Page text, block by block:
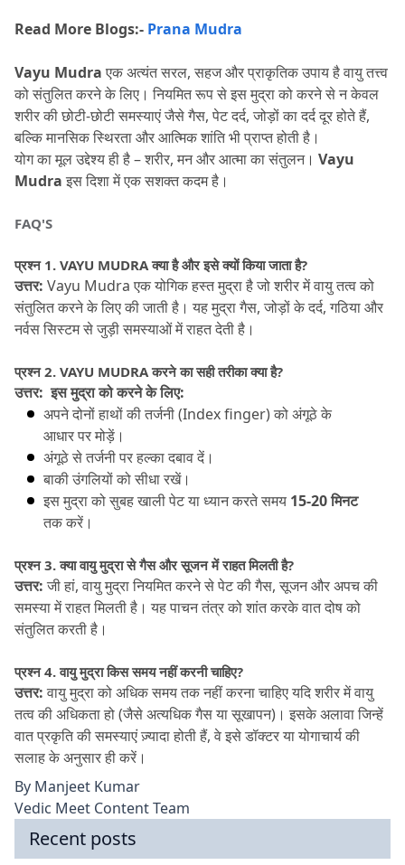
Read More Blogs:- Prana Mudra
Vayu Mudra एक अत्यंत सरल, सहज और प्राकृतिक उपाय है वायु तत्त्व
को संतुलित करने के लिए। नियमित रूप से इस मुद्रा को करने से न केवल
शरीर की छोटी-छोटी समस्याएं जैसे गैस, पेट दर्द, जोड़ों का दर्द दूर होते हैं,
बल्कि मानसिक स्थिरता और आत्मिक शांति भी प्राप्त होती है।
योग का मूल उद्देश्य ही है – शरीर, मन और आत्मा का संतुलन। Vayu
Mudra इस दिशा में एक सशक्त कदम है।
FAQ'S
प्रश्न 1. VAYU MUDRA क्या है और इसे क्यों किया जाता है?
उत्तर: Vayu Mudra एक योगिक हस्त मुद्रा है जो शरीर में वायु तत्व को
संतुलित करने के लिए की जाती है। यह मुद्रा गैस, जोड़ों के दर्द, गठिया और
नर्वस सिस्टम से जुड़ी समस्याओं में राहत देती है।
प्रश्न 2. VAYU MUDRA करने का सही तरीका क्या है?
उत्तर:  इस मुद्रा को करने के लिए:
अपने दोनों हाथों की तर्जनी (Index finger) को अंगूठे के
आधार पर मोड़ें।
अंगूठे से तर्जनी पर हल्का दबाव दें।
बाकी उंगलियों को सीधा रखें।
इस मुद्रा को सुबह खाली पेट या ध्यान करते समय 15-20 मिनट
तक करें।
प्रश्न 3. क्या वायु मुद्रा से गैस और सूजन में राहत मिलती है?
उत्तर: जी हां, वायु मुद्रा नियमित करने से पेट की गैस, सूजन और अपच की
समस्या में राहत मिलती है। यह पाचन तंत्र को शांत करके वात दोष को
संतुलित करती है।
प्रश्न 4. वायु मुद्रा किस समय नहीं करनी चाहिए?
उत्तर: वायु मुद्रा को अधिक समय तक नहीं करना चाहिए यदि शरीर में वायु
तत्व की अधिकता हो (जैसे अत्यधिक गैस या सूखापन)। इसके अलावा जिन्हें
वात प्रकृति की समस्याएं ज़्यादा होती हैं, वे इसे डॉक्टर या योगाचार्य की
सलाह के अनुसार ही करें।
By Manjeet Kumar
Vedic Meet Content Team
Recent posts